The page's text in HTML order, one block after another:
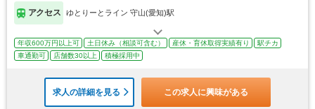
アクセス ゆとりーとライン 守山(愛知)駅
年収600万円以上可 土日休み（相談可含む） 産休・育休取得実績有り
駅チカ
車通勤可
店舗数30以上 積極採用中
求人の詳細を見る この求人に興味がある